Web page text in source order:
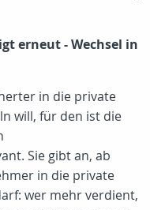
erneut - Wechsel in
in die private
will, für den ist die
Sie gibt an, ab
in die private
wer mehr verdient,